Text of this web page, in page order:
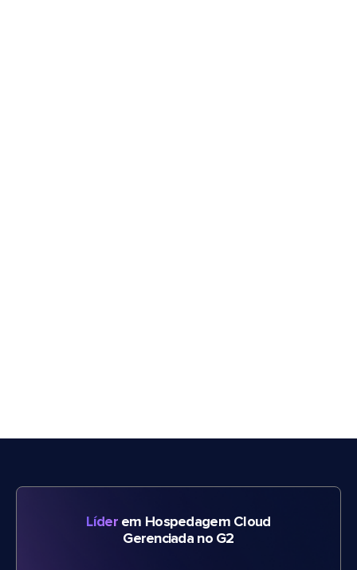
Líderem Hospedagem Cloud
Gerenciada no G2